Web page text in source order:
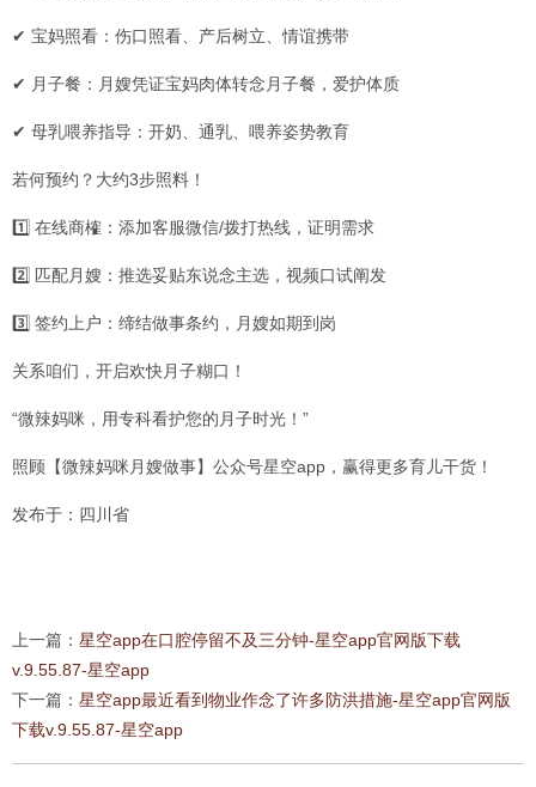
✔ 宝妈照看：伤口照看、产后树立、情谊携带
✔ 月子餐：月嫂凭证宝妈肉体转念月子餐，爱护体质
✔ 母乳喂养指导：开奶、通乳、喂养姿势教育
若何预约？大约3步照料！
1️⃣ 在线商榷：添加客服微信/拨打热线，证明需求
2️⃣ 匹配月嫂：推选妥贴东说念主选，视频口试阐发
3️⃣ 签约上户：缔结做事条约，月嫂如期到岗
关系咱们，开启欢快月子糊口！
“微辣妈咪，用专科看护您的月子时光！”
照顾【微辣妈咪月嫂做事】公众号星空app，赢得更多育儿干货！
发布于：四川省
上一篇： 星空app在口腔停留不及三分钟-星空app官网版下载
v.9.55.87-星空app
下一篇： 星空app最近看到物业作念了许多防洪措施-星空app官网版
下载v.9.55.87-星空app